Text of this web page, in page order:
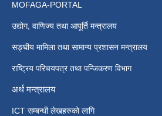
MOFAGA-PORTAL
उद्योग, वाणिज्य तथा आपूर्ति मन्त्रालय
सङ्घीय मामिला तथा सामान्य प्रशासन मन्त्रालय
राष्ट्रिय परिचयपत्र तथा पन्जिकरण विभाग
अर्थ मन्त्रालय
ICT सम्बन्धी लेखहरुको लागि